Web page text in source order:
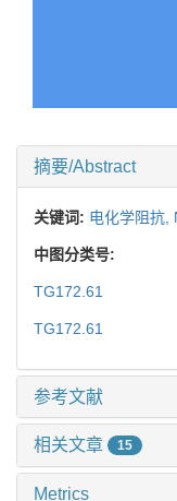
摘要/Abstract
关键词: 电化学阻抗,
中图分类号:
TG172.61
TG172.61
参考文献
相关文章 15
Metrics